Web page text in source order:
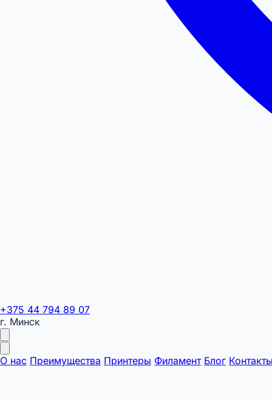
+375 44 794 89 07
г. Минск
О нас Преимущества Принтеры Филамент Блог